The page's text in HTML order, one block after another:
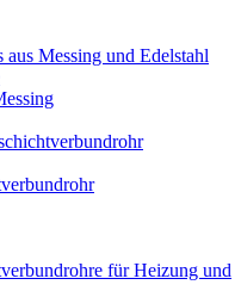
Messing und Edelstahl
für Heizung und